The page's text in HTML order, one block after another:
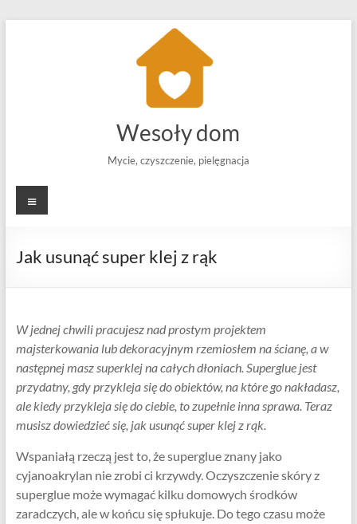
Wesoły dom
Mycie, czyszczenie, pielęgnacja
Menu
Jak usunąć super klej z rąk
W jednej chwili pracujesz nad prostym projektem
majsterkowania lub dekoracyjnym rzemiosłem na ścianę, a w
następnej masz superklej na całych dłoniach. Superglue jest
przydatny, gdy przykleja się do obiektów, na które go nakładasz,
ale kiedy przykleja się do ciebie, to zupełnie inna sprawa. Teraz
musisz dowiedzieć się, jak usunąć super klej z rąk.
Wspaniałą rzeczą jest to, że superglue znany jako
cyjanoakrylan nie zrobi ci krzywdy. Oczyszczenie skóry z
superglue może wymagać kilku domowych środków
zaradczych, ale w końcu się spłukuje. Do tego czasu może